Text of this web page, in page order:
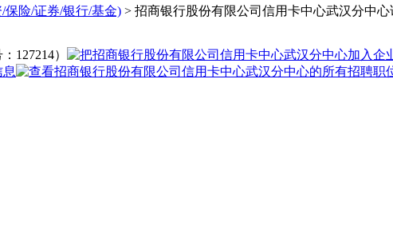
保险/证券/银行/基金) > 招商银行股份有限公司信用卡中心武汉分中心
127214）